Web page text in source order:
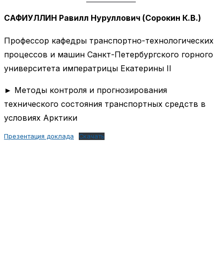
САФИУЛЛИН Равилл Нуруллович (Сорокин К.В.)
Профессор кафедры транспортно-технологических
процессов и машин Санкт-Петербургского горного
университета императрицы Екатерины II
► Методы контроля и прогнозирования
технического состояния транспортных средств в
условиях Арктики
Презентация доклада Скачать